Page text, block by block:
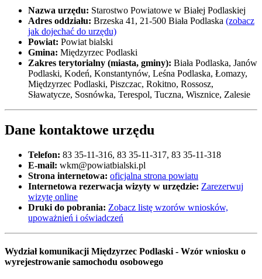
Nazwa urzędu: Starostwo Powiatowe w Białej Podlaskiej
Adres oddziału: Brzeska 41, 21-500 Biała Podlaska (zobacz
jak dojechać do urzędu)
Powiat: Powiat bialski
Gmina: Międzyrzec Podlaski
Zakres terytorialny (miasta, gminy): Biała Podlaska, Janów
Podlaski, Kodeń, Konstantynów, Leśna Podlaska, Łomazy,
Międzyrzec Podlaski, Piszczac, Rokitno, Rossosz,
Sławatycze, Sosnówka, Terespol, Tuczna, Wisznice, Zalesie
Dane kontaktowe urzędu
Telefon: 83 35-11-316, 83 35-11-317, 83 35-11-318
E-mail: wkm@powiatbialski.pl
Strona internetowa: oficjalna strona powiatu
Internetowa rezerwacja wizyty w urzędzie: Zarezerwuj
wizytę online
Druki do pobrania: Zobacz listę wzorów wniosków,
upoważnień i oświadczeń
Wydział komunikacji Międzyrzec Podlaski - Wzór wniosku o
wyrejestrowanie samochodu osobowego